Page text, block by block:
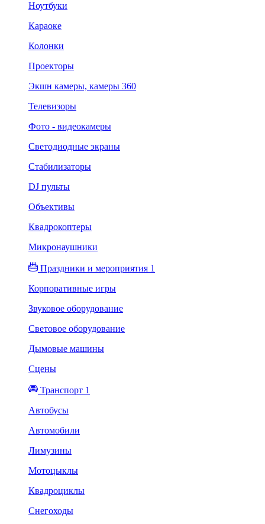
Ноутбуки
Караоке
Колонки
Проекторы
Экшн камеры, камеры 360
Телевизоры
Фото - видеокамеры
Светодиодные экраны
Стабилизаторы
DJ пульты
Объективы
Квадрокоптеры
Микронаушники
Праздники и мероприятия 1
Корпоративные игры
Звуковое оборудование
Световое оборудование
Дымовые машины
Сцены
Транспорт 1
Автобусы
Автомобили
Лимузины
Мотоцыклы
Квадроциклы
Снегоходы